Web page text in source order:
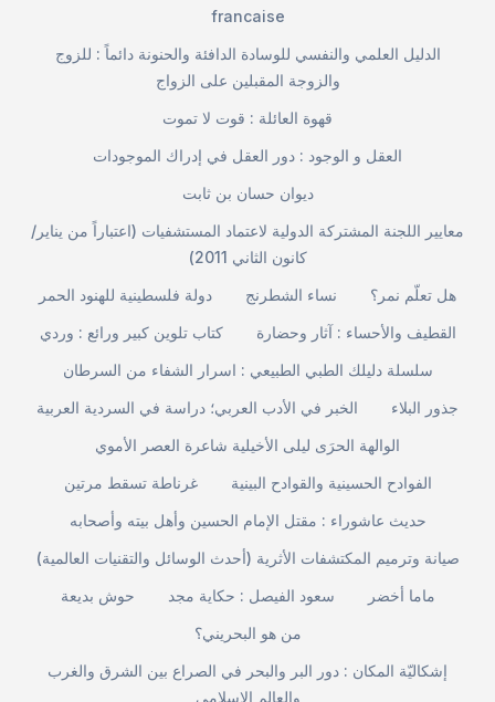
francaise
الدليل العلمي والنفسي للوسادة الدافئة والحنونة دائماً : للزوج
والزوجة المقبلين على الزواج
قهوة العائلة : قوت لا تموت
العقل و الوجود : دور العقل في إدراك الموجودات
ديوان حسان بن ثابت
معايير اللجنة المشتركة الدولية لاعتماد المستشفيات (اعتباراً من يناير/
كانون الثاني 2011)
دولة فلسطينية للهنود الحمر
نساء الشطرنج
هل تعلّم نمر؟
كتاب تلوين كبير ورائع : وردي
القطيف والأحساء : آثار وحضارة
سلسلة دليلك الطبي الطبيعي : اسرار الشفاء من السرطان
الخبر في الأدب العربي؛ دراسة في السردية العربية
جذور البلاء
الوالهة الحرَى ليلى الأخيلية شاعرة العصر الأموي
غرناطة تسقط مرتين
الفوادح الحسينية والقوادح البينية
حديث عاشوراء : مقتل الإمام الحسين وأهل بيته وأصحابه
صيانة وترميم المكتشفات الأثرية (أحدث الوسائل والتقنيات العالمية)
حوش بديعة
سعود الفيصل : حكاية مجد
ماما أخضر
من هو البحريني؟
إشكاليّة المكان : دور البر والبحر في الصراع بين الشرق والغرب
والعالم الإسلامي